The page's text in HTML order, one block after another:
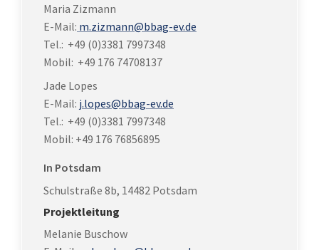
Maria Zizmann
E-Mail: m.zizmann@bbag-ev.de
Tel.: +49 (0)3381 7997348
Mobil: +49 176 74708137
Jade Lopes
E-Mail: j.lopes@bbag-ev.de
Tel.: +49 (0)3381 7997348
Mobil: +49 176 76856895
In Potsdam
Schulstraße 8b, 14482 Potsdam
Projektleitung
Melanie Buschow